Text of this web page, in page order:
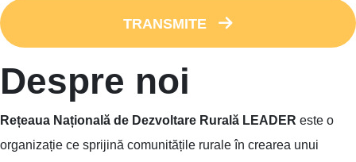
TRANSMITE
Despre noi
Rețeaua Națională de Dezvoltare Rurală LEADER este o
organizație ce sprijină comunitățile rurale în crearea unui